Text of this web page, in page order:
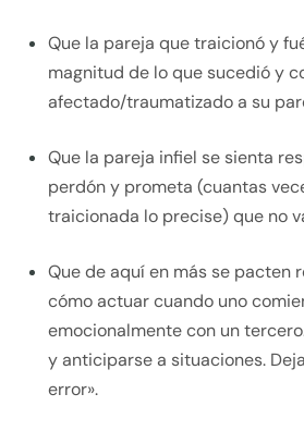
Que la pareja que traicionó y
magnitud de lo que sucedió y
afectado/traumatizado a su
Que la pareja infiel se sienta
perdón y prometa (cuantas
traicionada lo precise) que no
Que de aquí en más se pacten
cómo actuar cuando uno
emocionalmente con un
y anticiparse a situaciones.
error».